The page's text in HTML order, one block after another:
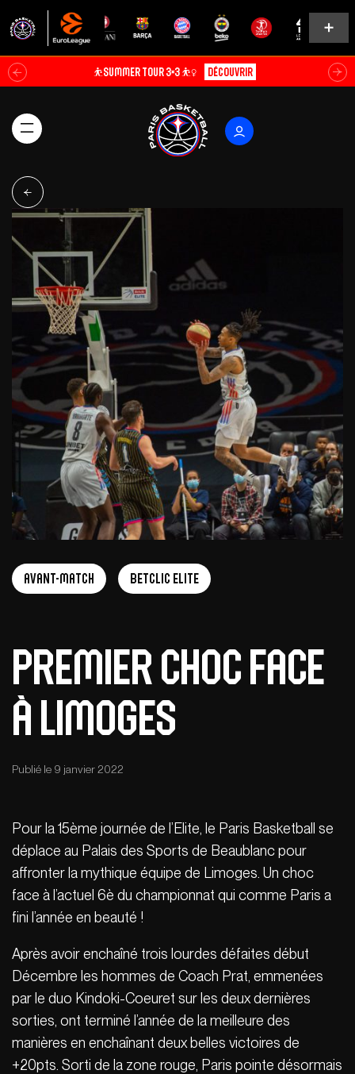
⛹️SUMMER TOUR 3×3 ⛹️‍♀️ Découvrir
Avant-Match Betclic Elite
Premier choc face
à Limoges
Publié le 9 janvier 2022
Pour la 15ème journée de l’Elite, le Paris Basketball se
déplace au Palais des Sports de Beaublanc pour
affronter la mythique équipe de Limoges. Un choc
face à l’actuel 6è du championnat qui comme Paris a
fini l’année en beauté !
Après avoir enchaîné trois lourdes défaites début
Décembre les hommes de Coach Prat, emmenées
par le duo Kindoki-Coeuret sur les deux dernières
sorties, ont terminé l’année de la meilleure des
manières en enchaînant deux belles victoires de
+20pts. Sorti de la zone rouge, Paris pointe désormais